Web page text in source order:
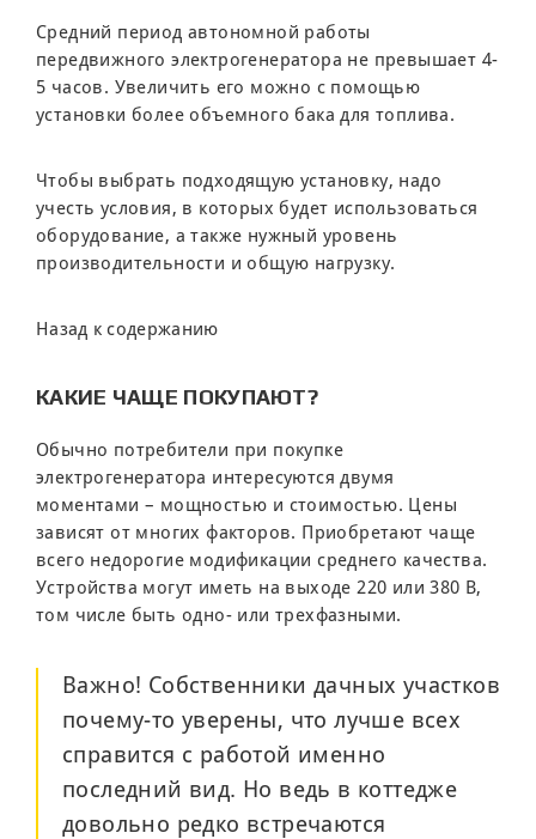
Средний период автономной работы
передвижного электрогенератора не превышает 4-
5 часов. Увеличить его можно с помощью
установки более объемного бака для топлива.
Чтобы выбрать подходящую установку, надо
учесть условия, в которых будет использоваться
оборудование, а также нужный уровень
производительности и общую нагрузку.
Назад к содержанию
КАКИЕ ЧАЩЕ ПОКУПАЮТ?
Обычно потребители при покупке
электрогенератора интересуются двумя
моментами – мощностью и стоимостью. Цены
зависят от многих факторов. Приобретают чаще
всего недорогие модификации среднего качества.
Устройства могут иметь на выходе 220 или 380 В,
том числе быть одно- или трехфазными.
Важно! Собственники дачных участков
почему-то уверены, что лучше всех
справится с работой именно
последний вид. Но ведь в коттедже
довольно редко встречаются